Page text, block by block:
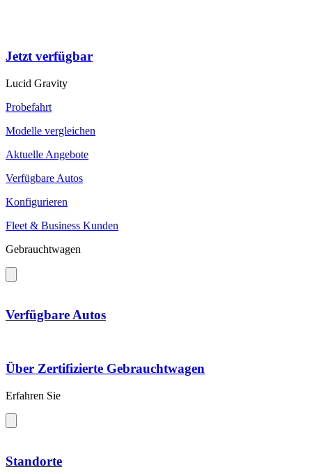
Jetzt verfügbar
Lucid Gravity
Probefahrt
Modelle vergleichen
Aktuelle Angebote
Verfügbare Autos
Konfigurieren
Fleet & Business Kunden
Gebrauchtwagen
Verfügbare Autos
Über Zertifizierte Gebrauchtwagen
Erfahren Sie
Standorte